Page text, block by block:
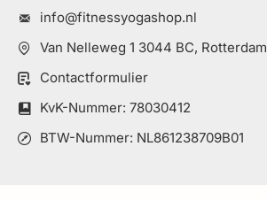
info@fitnessyogashop.nl
Van Nelleweg 1 3044 BC, Rotterdam
Contactformulier
KvK-Nummer: 78030412
BTW-Nummer: NL861238709B01